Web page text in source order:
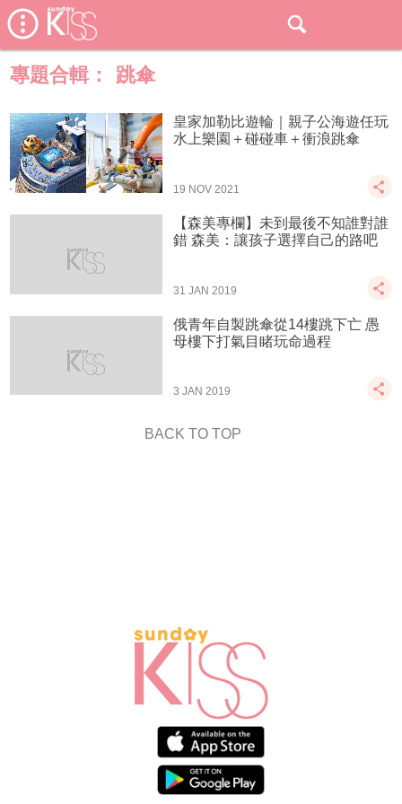
專題合輯： 跳傘
皇家加勒比遊輪｜親子公海遊任玩
水上樂園＋碰碰車＋衝浪跳傘
19 NOV 2021
【森美專欄】未到最後不知誰對誰
錯 森美：讓孩子選擇自己的路吧
31 JAN 2019
俄青年自製跳傘從14樓跳下亡 愚
母樓下打氣目睹玩命過程
3 JAN 2019
BACK TO TOP